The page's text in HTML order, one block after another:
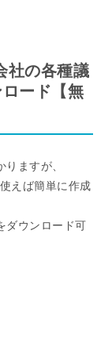
社の各種議
ード【無
ますが、
えば簡単に作成
ダウンロード可